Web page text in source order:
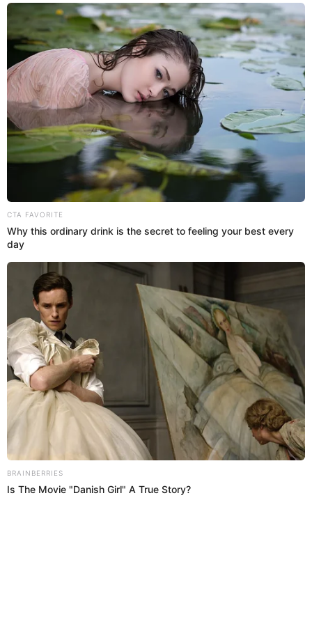
Deportes (107), ADN 40 (40)
¿A qué hora juega México vs. Jamaica
vía TV Azteca?
El partido entreMéxico vs. Jamaicase juega hoy, domingo
26 de marzo, a partir de las 18:00 horas (19:00 horas de
Perú). De igual forma, te dejamos los horarios de este
duelo en los diferentes países: